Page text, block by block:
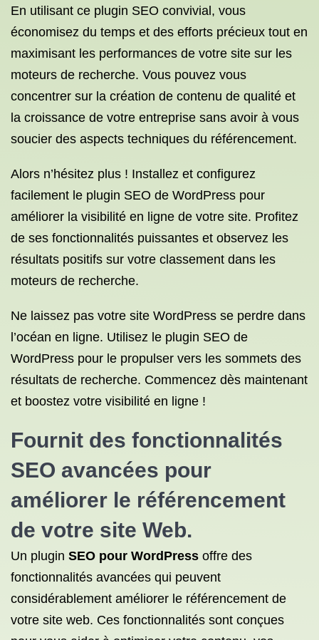
En utilisant ce plugin SEO convivial, vous
économisez du temps et des efforts précieux tout en
maximisant les performances de votre site sur les
moteurs de recherche. Vous pouvez vous
concentrer sur la création de contenu de qualité et
la croissance de votre entreprise sans avoir à vous
soucier des aspects techniques du référencement.
Alors n’hésitez plus ! Installez et configurez
facilement le plugin SEO de WordPress pour
améliorer la visibilité en ligne de votre site. Profitez
de ses fonctionnalités puissantes et observez les
résultats positifs sur votre classement dans les
moteurs de recherche.
Ne laissez pas votre site WordPress se perdre dans
l’océan en ligne. Utilisez le plugin SEO de
WordPress pour le propulser vers les sommets des
résultats de recherche. Commencez dès maintenant
et boostez votre visibilité en ligne !
Fournit des fonctionnalités
SEO avancées pour
améliorer le référencement
de votre site Web.
Un plugin SEO pour WordPress offre des
fonctionnalités avancées qui peuvent
considérablement améliorer le référencement de
votre site web. Ces fonctionnalités sont conçues